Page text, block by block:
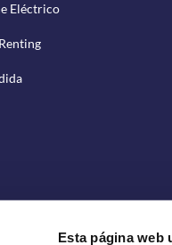
Esta página web
Eléctrico